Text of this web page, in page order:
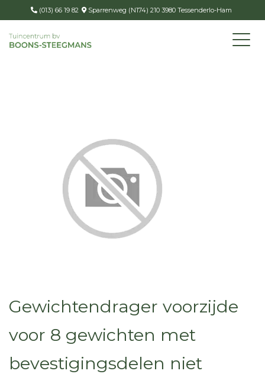
(013) 66 19 82 Sparrenweg (N174) 210 3980 Tessenderlo-Ham
Gewichtendrager voorzijde
voor 8 gewichten met
bevestigingsdelen niet